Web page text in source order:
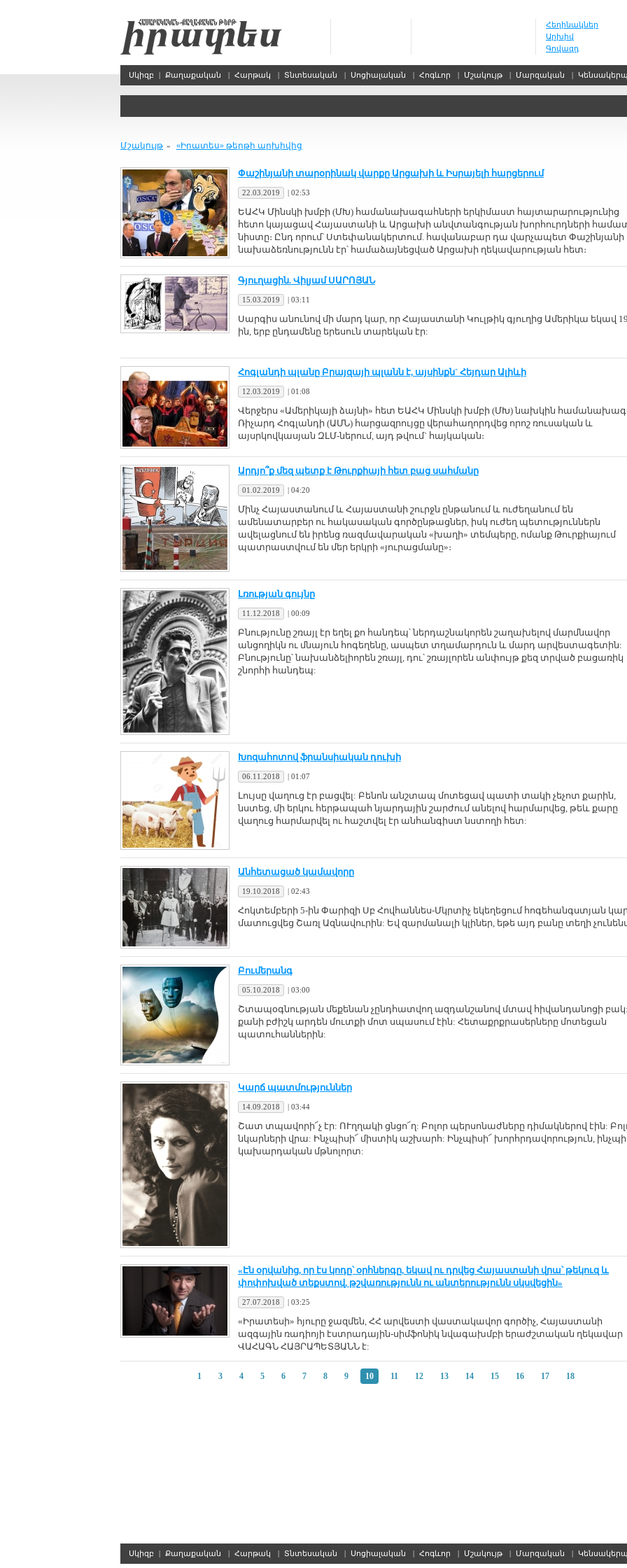
Հեղինակներ
Արխիվ
Գովազդ
Սկիզբ | Քաղաքական | Հարթակ | Տնտեսական | Սոցիալական | Հոգևոր | Մշակույթ | Մարզական | Կենսակերպ
Մշակույթ » «Իրատես» թերթի արխիվից
Փաշինյանի տարօրինակ վարքը Արցախի և Իսրայելի հարցերում
22.03.2019 | 02:53
ԵԱՀԿ Մինսկի խմբի (ՄԽ) համանախագահների երկիմաստ հայտարարությունից
հետո կայացավ Հայաստանի և Արցախի անվտանգության խորհուրդների
նիստը։ Ընդ որում՝ Ստեփանակերտում. հավանաբար դա վարչապետ Փաշինյանի
նախաձեռնությունն էր՝ համաձայնեցված Արցախի ղեկավարության հետ։
Գյուղացին. Վիլյամ ՍԱՐՈՅԱՆ
15.03.2019 | 03:11
Սարգիս անունով մի մարդ կար, որ Հայաստանի Կուլթիկ գյուղից Ամերիկա եկավ
ին, երբ ընդամենը երեսուն տարեկան էր:
Հոգլանդի պլանը Բրայզայի պլանն է, այսինքն` Հեյդար Ալիևի
12.03.2019 | 01:08
Վերջերս «Ամերիկայի ձայնի» հետ ԵԱՀԿ Մինսկի խմբի (ՄԽ) նախկին
Ռիչարդ Հոգլանդի (ԱՄՆ) հարցազրույցը վերահաղորդվեց որոշ ռուսական և
այսրկովկասյան ԶԼՄ-ներում, այդ թվում` հայկական։
Արդյո՞ք մեզ պետք է Թուրքիայի հետ բաց սահմանը
01.02.2019 | 04:20
Մինչ Հայաստանում և Հայաստանի շուրջն ընթանում և ուժեղանում են
ամենատարբեր ու հակասական գործընթացներ, իսկ ուժեղ պետություններն
ավելացնում են իրենց ռազմավարական «խաղի» տեմպերը, ոմանք Թուրքիայում
պատրաստվում են մեր երկրի «յուրացմանը»։
Լռության գույնը
11.12.2018 | 00:09
Բնությունը շռայլ էր եղել քո հանդեպ՝ ներդաշնակորեն շաղախելով մարմնավոր
անցողիկն ու մնայուն հոգեղենը, ասպետ տղամարդուն և մարդ արվեստագետին:
Բնությունը՝ նախանձելիորեն շռայլ, դու՝ շռայլորեն անփույթ քեզ տրված բացառիկ
շնորհի հանդեպ:
Խոզահոտով ֆրանսիական դուխի
06.11.2018 | 01:07
Լույսը վաղուց էր բացվել: Բենոն անշտապ մոտեցավ պատի տակի չեչոտ քարին,
նստեց, մի երկու հերթապահ նյարդային շարժում անելով հարմարվեց, թեև քարը
վաղուց հարմարվել ու հաշտվել էր անհանգիստ նստողի հետ:
Անհետացած կամավորը
19.10.2018 | 02:43
Հոկտեմբերի 5-ին Փարիզի Սբ Հովհաննես-Մկրտիչ եկեղեցում հոգեհանգստյան
մատուցվեց Շառլ Ազնավուրին: Եվ զարմանալի կլիներ, եթե այդ բանը տեղի
Բումերանգ
05.10.2018 | 03:00
Շտապօգնության մեքենան չընդհատվող ազդանշանով մտավ հիվանդանոցի
քանի բժիշկ արդեն մուտքի մոտ սպասում էին: Հետաքրքրասերները մոտեցան
պատուհաններին:
Կարճ պատմություններ
14.09.2018 | 03:44
Շատ տպավորի՜չ էր: ՈՒղղակի ցնցո՜ղ: Բոլոր պերսոնաժները դիմակներով էին:
նկարների վրա: Ինչպիսի՜ միստիկ աշխարհ: Ինչպիսի՜ խորհրդավորություն,
կախարդական մթնոլորտ:
«Էն օրվանից, որ էս կոդը՝ օրհներգը, եկավ ու դրվեց Հայաստանի վրա՝ թեկուզ և
փոփոխված տեքստով, թշվառությունն ու անտերությունն սկսվեցին»
27.07.2018 | 03:25
«Իրատեսի» հյուրը ջազմեն, ՀՀ արվեստի վաստակավոր գործիչ, Հայաստանի
ազգային ռադիոյի էստրադային-սիմֆոնիկ նվագախմբի երաժշտական ղեկավար
ՎԱՀԱԳՆ ՀԱՅՐԱՊԵՏՅԱՆՆ է:
1 3 4 5 6 7 8 9 10 11 12 13 14 15 16 17 18
Սկիզբ | Քաղաքական | Հարթակ | Տնտեսական | Սոցիալական | Հոգևոր | Մշակույթ | Մարզական | Կենսակերպ